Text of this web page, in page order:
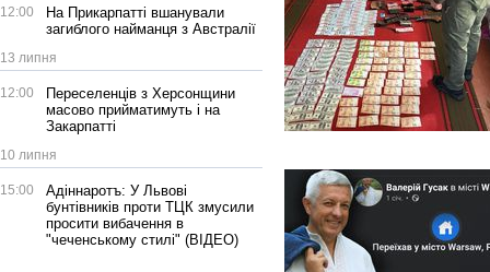
12:00
На Прикарпатті вшанували
загиблого найманця з Австралії
13 липня
12:00
Переселенців з Херсонщини
масово прийматимуть і на
Закарпатті
10 липня
15:00
Адіннаротъ: У Львові
бунтівників проти ТЦК змусили
просити вибачення в
"чеченському стилі" (ВІДЕО)